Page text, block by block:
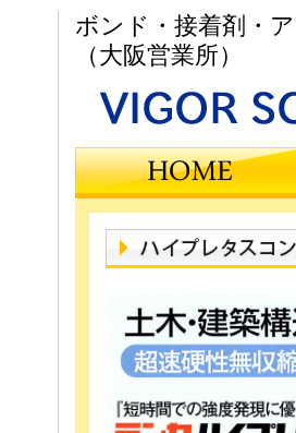
ボンド・接着剤・
（大阪営業所）